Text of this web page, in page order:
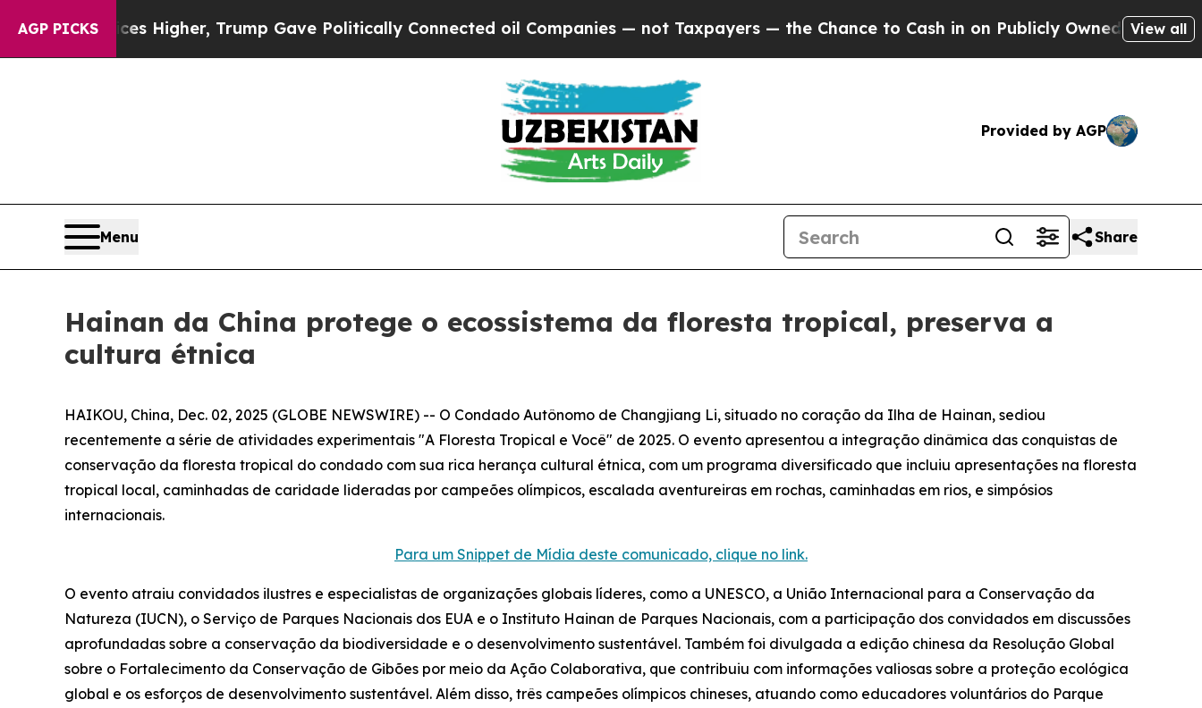
AGP PICKS
oil Prices Higher, Trump Gave Politically Connected oil Companies — not Taxpayers — the Chance to Cash in on Publicly Owned oilFiveView all
Provided by AGP
Menu Share
Hainan da China protege o ecossistema da floresta tropical, preserva a
cultura étnica
HAIKOU, China, Dec. 02, 2025 (GLOBE NEWSWIRE) -- O Condado Autônomo de Changjiang Li, situado no coração da Ilha de Hainan, sediou
recentemente a série de atividades experimentais "A Floresta Tropical e Você" de 2025. O evento apresentou a integração dinâmica das conquistas de
conservação da floresta tropical do condado com sua rica herança cultural étnica, com um programa diversificado que incluiu apresentações na floresta
tropical local, caminhadas de caridade lideradas por campeões olímpicos, escalada aventureiras em rochas, caminhadas em rios, e simpósios
internacionais.
Para um Snippet de Mídia deste comunicado, clique no link.
O evento atraiu convidados ilustres e especialistas de organizações globais líderes, como a UNESCO, a União Internacional para a Conservação da
Natureza (IUCN), o Serviço de Parques Nacionais dos EUA e o Instituto Hainan de Parques Nacionais, com a participação dos convidados em discussões
aprofundadas sobre a conservação da biodiversidade e o desenvolvimento sustentável. Também foi divulgada a edição chinesa da Resolução Global
sobre o Fortalecimento da Conservação de Gibões por meio da Ação Colaborativa, que contribuiu com informações valiosas sobre a proteção ecológica
global e os esforços de desenvolvimento sustentável. Além disso, três campeões olímpicos chineses, atuando como educadores voluntários do Parque